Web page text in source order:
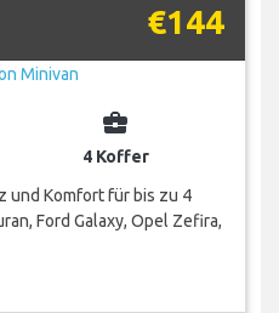
€144
business_center
4 Koffer
und Komfort für bis zu 4
Ford Galaxy, Opel Zefira,